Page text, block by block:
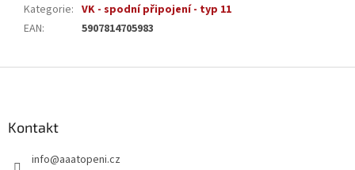
Kategorie: VK - spodní připojení - typ 11
EAN: 5907814705983
Kontakt
info@aaatopeni.cz